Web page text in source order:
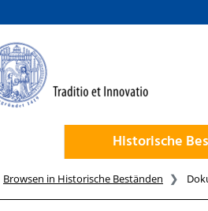
Historische
Browsen in Historische Beständen